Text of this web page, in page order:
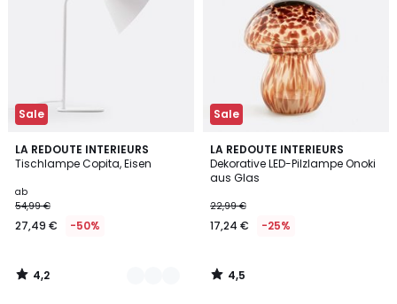
Sale
LA REDOUTE INTERIEURS
Tischlampe Copita, Eisen
ab
54,99 €
27,49 € -50%
4,2
/ 5
5
Farben
4,2
/
Sale
LA REDOUTE INTERIEURS
Dekorative LED-Pilzlampe Onoki
aus Glas
22,99 €
17,24 € -25%
4,5
/ 5
4,5
/